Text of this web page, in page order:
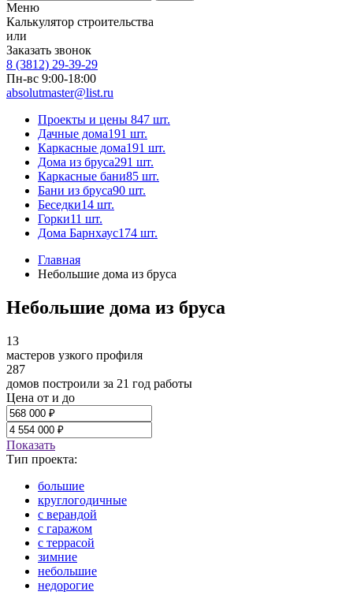
Меню
Калькулятор строительства
или
Заказать звонок
8 (3812) 29-39-29
Пн-вс 9:00-18:00
absolutmaster@list.ru
Проекты и цены 847 шт.
Дачные дома191 шт.
Каркасные дома191 шт.
Дома из бруса291 шт.
Каркасные бани85 шт.
Бани из бруса90 шт.
Беседки14 шт.
Горки11 шт.
Дома Барнхаус174 шт.
Главная
Небольшие дома из бруса
Небольшие дома из бруса
13
мастеров узкого профиля
287
домов построили за 21 год работы
Цена от и до
Показать
Тип проекта:
большие
круглогодичные
с верандой
с гаражом
с террасой
зимние
небольшие
недорогие